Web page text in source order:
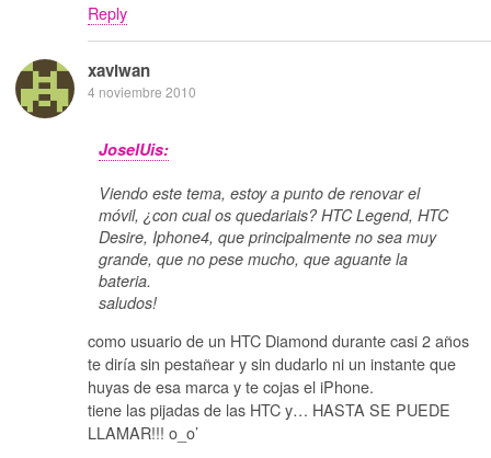
Reply
xaviwan
4 noviembre 2010
JoselUis:
Viendo este tema, estoy a punto de renovar el
móvil, ¿con cual os quedariais? HTC Legend, HTC
Desire, Iphone4, que principalmente no sea muy
grande, que no pese mucho, que aguante la
bateria.
saludos!
como usuario de un HTC Diamond durante casi 2 años
te diría sin pestañear y sin dudarlo ni un instante que
huyas de esa marca y te cojas el iPhone.
tiene las pijadas de las HTC y… HASTA SE PUEDE
LLAMAR!!! o_o’